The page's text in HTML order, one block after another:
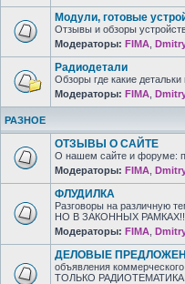
Модули, готовые
Отзывы и обзоры
Модераторы: FIMA
Радиодетали
Обзоры где какие
Модераторы: FIMA
РАЗНОЕ
ОТЗЫВЫ О САЙТЕ
О нашем сайте и форуме:
Модераторы: FIMA
ФЛУДИЛКА
Разговоры на различную
НО В ЗАКОННЫХ
Модераторы: FIMA
ДЕЛОВЫЕ
объявления
ТОЛЬКО